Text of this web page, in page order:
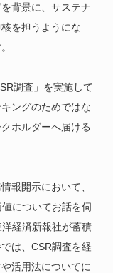
背景に、サステナ
を担うようにな
調査」を実施して
ングのためではな
ホルダーへ届ける
報開示において、
についてお話を伺
経済新報社が蓄積
は、CSR調査を経
活用法についてに